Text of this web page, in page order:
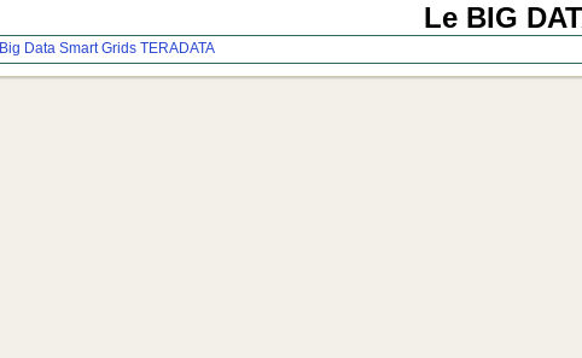
Le BIG
Big Data Smart Grids TERADATA